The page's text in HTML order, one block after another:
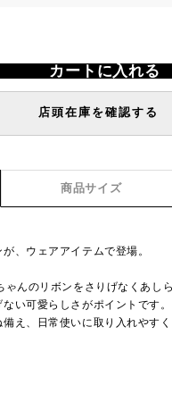
カートに入れる
店頭在庫を確認する
商品サイズ
、ウェアアイテムで登場。
んのリボンをさりげなくあし
い可愛らしさがポイントです。
え、日常使いに取り入れやす